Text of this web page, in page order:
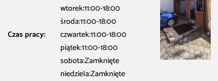
Czas pracy:
wtorek:11:00-18:00
środa:11:00-18:00
czwartek:11:00-18:00
piątek:11:00-18:00
sobota:Zamknięte
niedziela:Zamknięte